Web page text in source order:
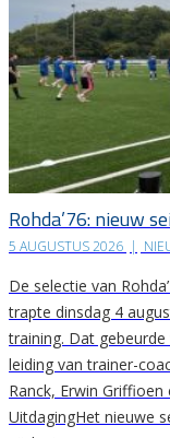
Rohda’76: nieuw
5 AUGUSTUS 2026 |
De selectie van
trapte dinsdag 4
training. Dat
leiding van trainer-
Ranck, Erwin
UitdagingHet nieuwe